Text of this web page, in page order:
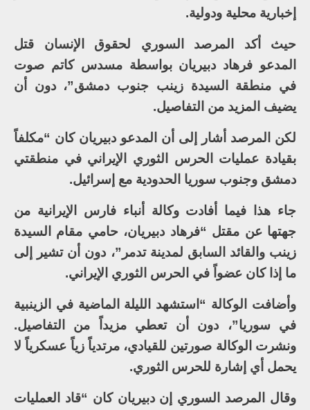
إخبارية محلية ودولية.
حيث أكد المرصد السوري لحقوق الإنسان قتل
المدعو فرهاد دبيريان بواسطة مسدس كاتم صوت
في منطقة السيدة زينب جنوب دمشق”، دون أن
يضيف المزيد من التفاصيل.
لكن المرصد أشار إلى أن المدعو دبيريان كان “مكلفاً
بقيادة عمليات الحرس الثوري الإيراني في منطقتي
دمشق وجنوب سوريا الحدودية مع إسرائيل.
جاء هذا فيما أفادت وكالة أنباء فارس الإيرانية من
جهتها عن مقتل “فرهاد دبيريان، حامي مقام السيدة
زينب والقائد السابق لمدينة تدمر”، دون أن تشير إلى
ما إذا كان عضواً في الحرس الثوري الإيراني.
وأضافت الوكالة “استشهد الليلة الماضية في الزينبية
في سوريا”، دون أن تعطي مزيداً من التفاصيل.
ونشرت الوكالة صورتين للقيادي، مرتدياً زياً عسكرياً لا
يحمل أي إشارة للحرس الثوري.
وقال المرصد السوري إن دبيريان كان “قاد العمليات